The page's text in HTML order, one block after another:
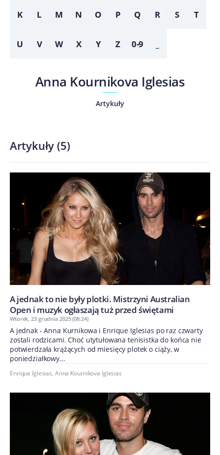
K L M N O P Q R S T
U V W X Y Z 0-9
Anna Kournikova Iglesias
Artykuły
Artykuły (5)
A jednak to nie były plotki. Mistrzyni Australian
Open i muzyk ogłaszają tuż przed świętami
Wtorek, 23 grudnia 2025 (08:24)
A jednak - Anna Kurnikowa i Enrique Iglesias po raz czwarty
zostali rodzicami. Choć utytułowana tenisistka do końca nie
potwierdzała krążących od miesięcy plotek o ciąży, w
poniedziałkowy...
Enrique Iglesias, Anna Kournikova Iglesias